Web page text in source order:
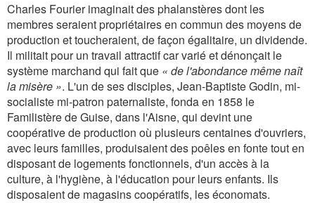
Charles Fourier imaginait des phalanstères dont les
membres seraient propriétaires en commun des moyens de
production et toucheraient, de façon égalitaire, un dividende.
Il militait pour un travail attractif car varié et dénonçait le
système marchand qui fait que « de l'abondance même naît
la misère ». L'un de ses disciples, Jean-Baptiste Godin, mi-
socialiste mi-patron paternaliste, fonda en 1858 le
Familistère de Guise, dans l'Aisne, qui devint une
coopérative de production où plusieurs centaines d'ouvriers,
avec leurs familles, produisaient des poêles en fonte tout en
disposant de logements fonctionnels, d'un accès à la
culture, à l'hygiène, à l'éducation pour leurs enfants. Ils
disposaient de magasins coopératifs, les économats.